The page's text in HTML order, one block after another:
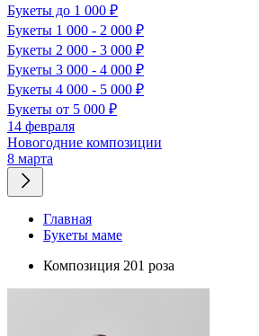
Букеты до 1 000 ₽
Букеты 1 000 - 2 000 ₽
Букеты 2 000 - 3 000 ₽
Букеты 3 000 - 4 000 ₽
Букеты 4 000 - 5 000 ₽
Букеты от 5 000 ₽
14 февраля
Новогодние композиции
8 марта
Главная
Букеты маме
Композиция 201 роза